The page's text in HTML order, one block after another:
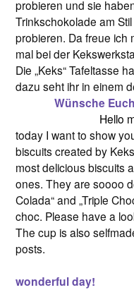
probieren und sie
Trinkschokolade am
probieren. Da freue ich
mal bei der
Die „Keks“ Tafeltasse
dazu seht ihr in einem
Wünsche
Hello
today I want to show
biscuits created by
most delicious biscuits
ones. They are soooo
Colada“ and „Triple
choc. Please have a
The cup is also
posts.
wonderful day!